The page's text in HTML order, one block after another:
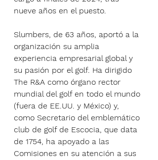
nueve años en el puesto.
Slumbers, de 63 años, aportó a la
organización su amplia
experiencia empresarial global y
su pasión por el golf. Ha dirigido
The R&A como órgano rector
mundial del golf en todo el mundo
(fuera de EE.UU. y México) y,
como Secretario del emblemático
club de golf de Escocia, que data
de 1754, ha apoyado a las
Comisiones en su atención a sus